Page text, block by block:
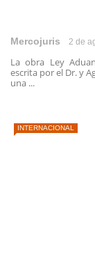
Mercojuris 2 de
La obra Ley
escrita por el Dr. y
una ...
INTERNACIONAL